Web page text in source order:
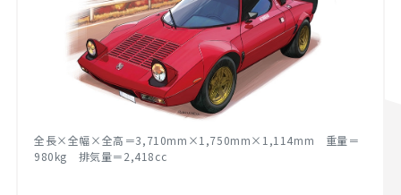
全長×全幅×全高＝3,710mm×1,750mm×1,114mm 重量＝
980kg 排気量＝2,418cc